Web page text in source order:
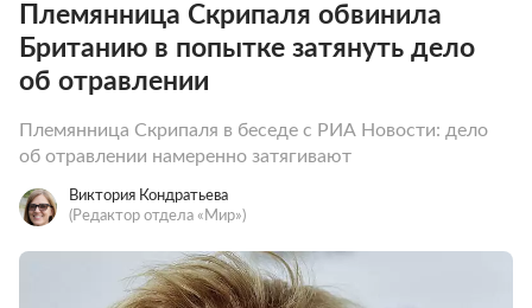
Племянница Скрипаля обвинила
Британию в попытке затянуть дело
об отравлении
Племянница Скрипаля в беседе с РИА Новости: дело
об отравлении намеренно затягивают
Виктория Кондратьева
(Редактор отдела «Мир»)